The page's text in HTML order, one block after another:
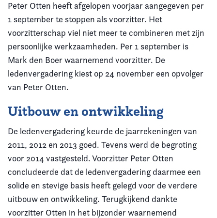
Peter Otten heeft afgelopen voorjaar aangegeven per
1 september te stoppen als voorzitter. Het
voorzitterschap viel niet meer te combineren met zijn
persoonlijke werkzaamheden. Per 1 september is
Mark den Boer waarnemend voorzitter. De
ledenvergadering kiest op 24 november een opvolger
van Peter Otten.
Uitbouw en ontwikkeling
De ledenvergadering keurde de jaarrekeningen van
2011, 2012 en 2013 goed. Tevens werd de begroting
voor 2014 vastgesteld. Voorzitter Peter Otten
concludeerde dat de ledenvergadering daarmee een
solide en stevige basis heeft gelegd voor de verdere
uitbouw en ontwikkeling. Terugkijkend dankte
voorzitter Otten in het bijzonder waarnemend